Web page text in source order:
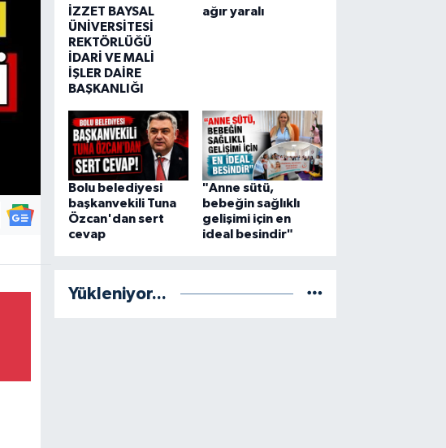
İZZET BAYSAL
ÜNİVERSİTESİ
REKTÖRLÜĞÜ
İDARİ VE MALİ
İŞLER DAİRE
BAŞKANLIĞI
ağır yaralı
Bolu belediyesi
başkanvekili Tuna
Özcan'dan sert
cevap
"Anne sütü,
bebeğin sağlıklı
gelişimi için en
ideal besindir"
Yükleniyor...